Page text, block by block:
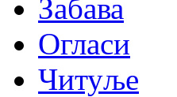
Забава
Огласи
Читуље